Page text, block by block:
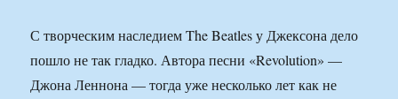
С творческим наследием The Beatles у Джексона дело
пошло не так гладко. Автора песни «Revolution» —
Джона Леннона — тогда уже несколько лет как не